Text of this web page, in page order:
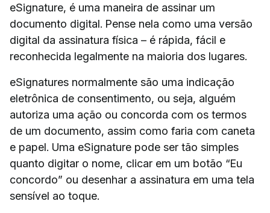
eSignature, é uma maneira de assinar um
documento digital. Pense nela como uma versão
digital da assinatura física – é rápida, fácil e
reconhecida legalmente na maioria dos lugares.
eSignatures normalmente são uma indicação
eletrônica de consentimento, ou seja, alguém
autoriza uma ação ou concorda com os termos
de um documento, assim como faria com caneta
e papel. Uma eSignature pode ser tão simples
quanto digitar o nome, clicar em um botão “Eu
concordo” ou desenhar a assinatura em uma tela
sensível ao toque.